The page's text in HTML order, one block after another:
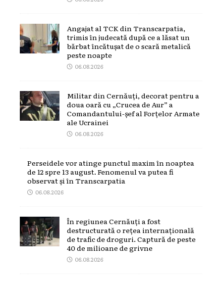
Angajat al TCK din Transcarpatia,
trimis în judecată după ce a lăsat un
bărbat încătușat de o scară metalică
peste noapte
06.08.2026
Militar din Cernăuți, decorat pentru a
doua oară cu „Crucea de Aur” a
Comandantului-șef al Forțelor Armate
ale Ucrainei
06.08.2026
Perseidele vor atinge punctul maxim în noaptea
de 12 spre 13 august. Fenomenul va putea fi
observat și în Transcarpatia
06.08.2026
În regiunea Cernăuți a fost
destructurată o rețea internațională
de trafic de droguri. Captură de peste
40 de milioane de grivne
06.08.2026